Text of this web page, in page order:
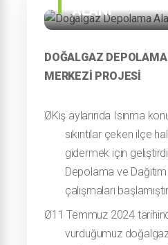
ALANI
DOĞALGAZ
MERKEZİ PROJESİ
ØKış aylarında Isınma
sıkıntılar çeken ilçe
gidermek için
Depolama ve
çalışmaları
Ø11 Temmuz 2024
vurduğumuz